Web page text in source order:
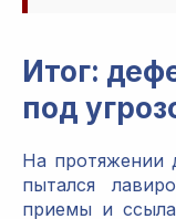
Итог:
под
На протяжении
пытался
приемы и